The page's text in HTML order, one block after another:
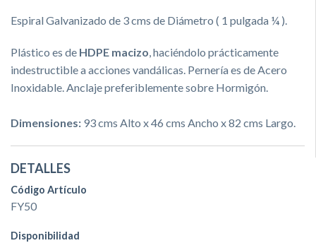
Espiral Galvanizado de 3 cms de Diámetro ( 1 pulgada ¼ ).
Plástico es de HDPE macizo, haciéndolo prácticamente
indestructible a acciones vandálicas. Pernería es de Acero
Inoxidable. Anclaje preferiblemente sobre Hormigón.
Dimensiones: 93 cms Alto x 46 cms Ancho x 82 cms Largo.
DETALLES
Código Artículo
FY50
Disponibilidad